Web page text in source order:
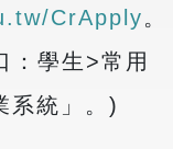
CrApply。
：學生>常用
系統」。)